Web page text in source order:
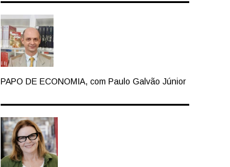
PAPO DE ECONOMIA, com Paulo Galvão Júnior